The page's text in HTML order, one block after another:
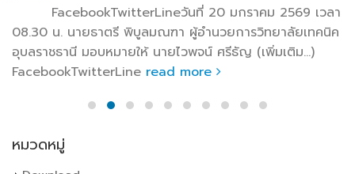
FacebookTwitterLineวันที่ 20 มกราคม 2569 เวลา
08.30 น. นายธาตรี พิบูลมณฑา ผู้อำนวยการวิทยาลัยเทคนิค
อุบลราชธานี มอบหมายให้ นายไวพจน์ ศรีธัญ (เพิ่มเติม…)
FacebookTwitterLine read more
หมวดหมู่